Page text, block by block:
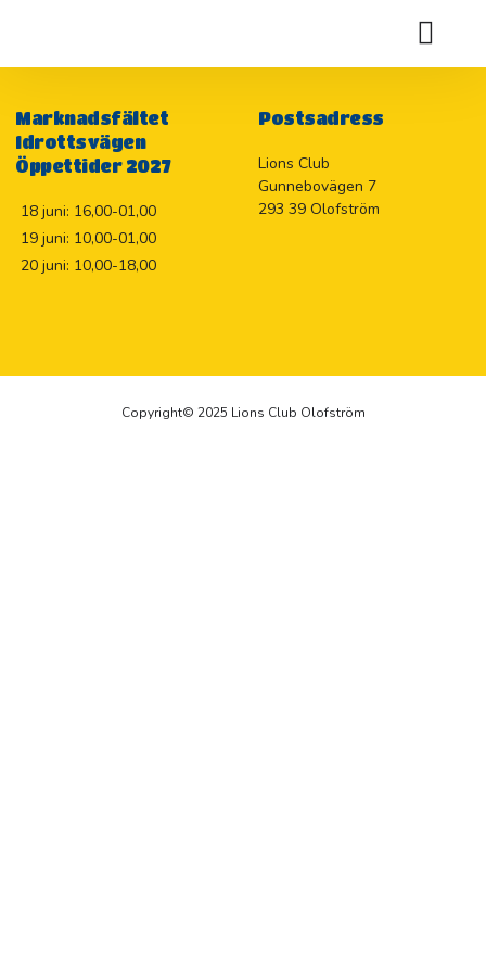
Postsadress
Lions Club
Gunnebovägen 7
293 39 Olofström
Marknadsfältet
Idrottsvägen
Öppettider 2027
18 juni: 16,00-01,00
19 juni: 10,00-01,00
20 juni: 10,00-18,00
Copyright© 2025 Lions Club Olofström